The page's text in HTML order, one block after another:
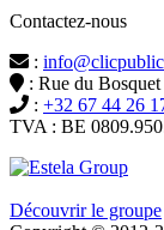
Contactez-nous
:
: Rue du
: +32 67 44 26
TVA : BE
Découvrir le groupe